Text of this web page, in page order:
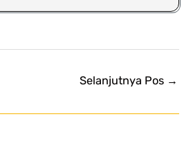
Selanjutnya Pos →